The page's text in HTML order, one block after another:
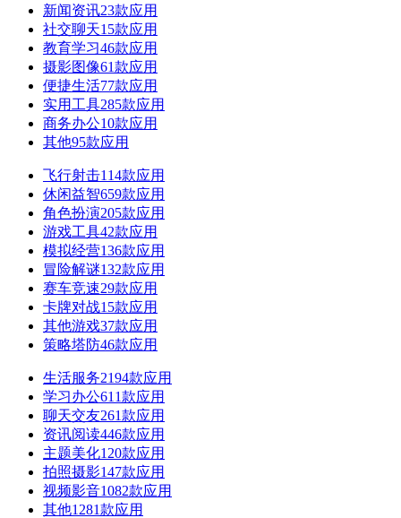
新闻资讯23款应用
社交聊天15款应用
教育学习46款应用
摄影图像61款应用
便捷生活77款应用
实用工具285款应用
商务办公10款应用
其他95款应用
飞行射击114款应用
休闲益智659款应用
角色扮演205款应用
游戏工具42款应用
模拟经营136款应用
冒险解谜132款应用
赛车竞速29款应用
卡牌对战15款应用
其他游戏37款应用
策略塔防46款应用
生活服务2194款应用
学习办公611款应用
聊天交友261款应用
资讯阅读446款应用
主题美化120款应用
拍照摄影147款应用
视频影音1082款应用
其他1281款应用